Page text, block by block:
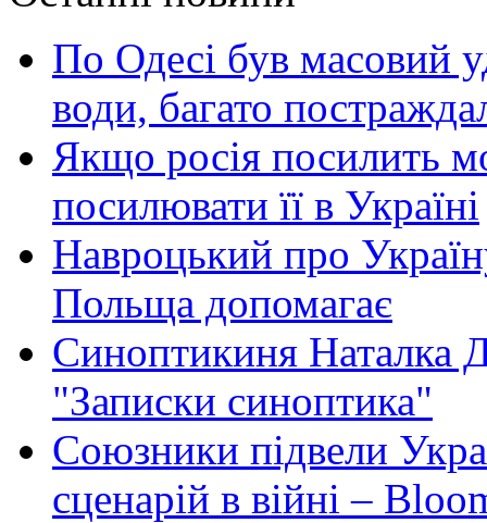
По Одесі був масовий
води, багато
Якщо росія посилить
посилювати її в Україні
Навроцький про
Польща допомагає
Синоптикиня Наталка
"Записки синоптика"
Союзники підвели
сценарій в війні –